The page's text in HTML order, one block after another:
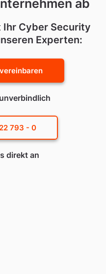
ab
Ihr Cyber Security
Experten:
793 - 0
direkt an